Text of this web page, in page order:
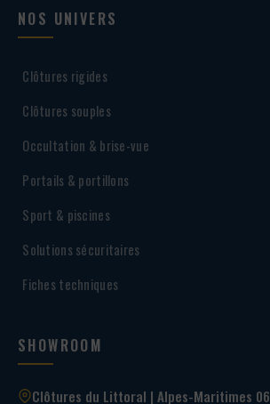
NOS UNIVERS
Clôtures rigides
Clôtures souples
Occultation & brise-vue
Portails & portillons
Sport & piscines
Solutions sécuritaires
Fiches techniques
SHOWROOM
Clôtures du Littoral | Alpes-Maritimes 06